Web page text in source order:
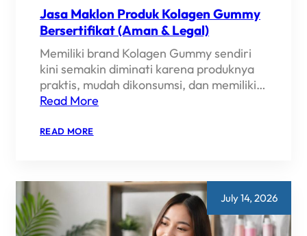
Jasa Maklon Produk Kolagen Gummy
Bersertifikat (Aman & Legal)
Memiliki brand Kolagen Gummy sendiri
kini semakin diminati karena produknya
praktis, mudah dikonsumsi, dan memiliki…
Read More
READ MORE:
GUMMY
BERSERTIFIKAT
&
LEGAL)
July 14, 2026